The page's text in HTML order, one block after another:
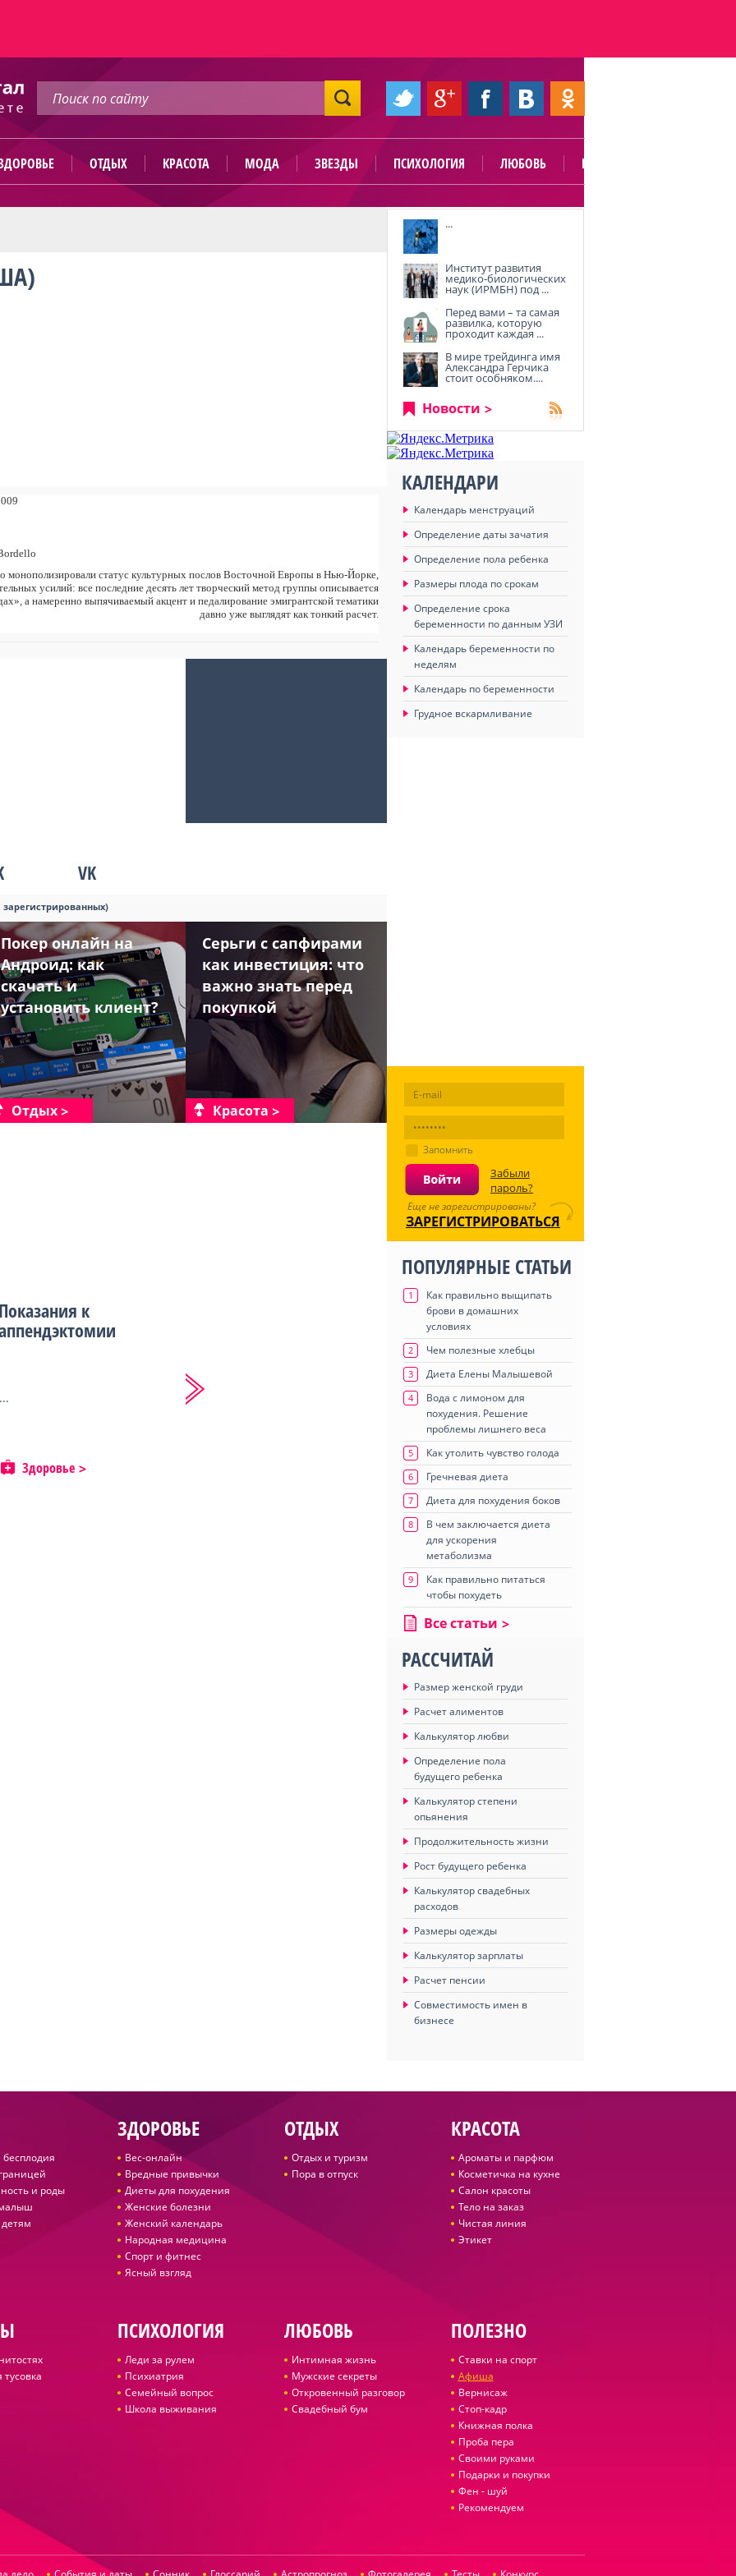
ОТДЫХ КРАСОТА МОДА ЗВЕЗДЫ ПСИХОЛОГИЯ ЛЮБОВЬ ПОЛЕЗНО
монополизировали статус культурных послов Восточной Европы в Нью-Йорке,
усилий: все последние десять лет творческий метод группы описывается
а намеренно выпячиваемый акцент и педалирование эмигрантской тематики
давно уже выглядят как тонкий расчет.
VK
Покер онлайн на
Андроид: как
скачать и
установить клиент?
Отдых
Серьги с сапфирами
как инвестиция: что
важно знать перед
покупкой
Красота
к
...
Здоровье
...
Институт развития
медико-биологических
наук (ИРМБН) под ...
Перед вами – та самая
развилка, которую
проходит каждая ...
В мире трейдинга имя
Александра Герчика
стоит особняком....
Новости
КАЛЕНДАРИ
Календарь менструаций
Определение даты зачатия
Определение пола ребенка
Размеры плода по срокам
Определение срока
беременности по данным УЗИ
Календарь беременности по
неделям
Календарь по беременности
Грудное вскармливание
Запомнить
Забыли
пароль?
Еще не зарегистрированы?
ЗАРЕГИСТРИРОВАТЬСЯ
ПОПУЛЯРНЫЕ СТАТЬИ
1
Как правильно выщипать
брови в домашних
условиях
2 Чем полезные хлебцы
3 Диета Елены Малышевой
4
Вода с лимоном для
похудения. Решение
проблемы лишнего веса
5 Как утолить чувство голода
6 Гречневая диета
7 Диета для похудения боков
8
В чем заключается диета
для ускорения
метаболизма
9
Как правильно питаться
чтобы похудеть
Все статьи
РАССЧИТАЙ
Размер женской груди
Расчет алиментов
Калькулятор любви
Определение пола
будущего ребенка
Калькулятор степени
опьянения
Продолжительность жизни
Рост будущего ребенка
Калькулятор свадебных
расходов
Размеры одежды
Калькулятор зарплаты
Расчет пенсии
Совместимость имен в
бизнесе
и роды
ЗДОРОВЬЕ
Вес-онлайн
Вредные привычки
Диеты для похудения
Женские болезни
Женский календарь
Народная медицина
Спорт и фитнес
Ясный взгляд
ОТДЫХ
Отдых и туризм
Пора в отпуск
КРАСОТА
Ароматы и парфюм
Косметичка на кухне
Салон красоты
Тело на заказ
Чистая линия
Этикет
тусовка
ПСИХОЛОГИЯ
Леди за рулем
Психиатрия
Семейный вопрос
Школа выживания
ЛЮБОВЬ
Интимная жизнь
Мужские секреты
Откровенный разговор
Свадебный бум
ПОЛЕЗНО
Ставки на спорт
Афиша
Вернисаж
Стоп-кадр
Книжная полка
Проба пера
Своими руками
Подарки и покупки
Фен - шуй
Рекомендуем